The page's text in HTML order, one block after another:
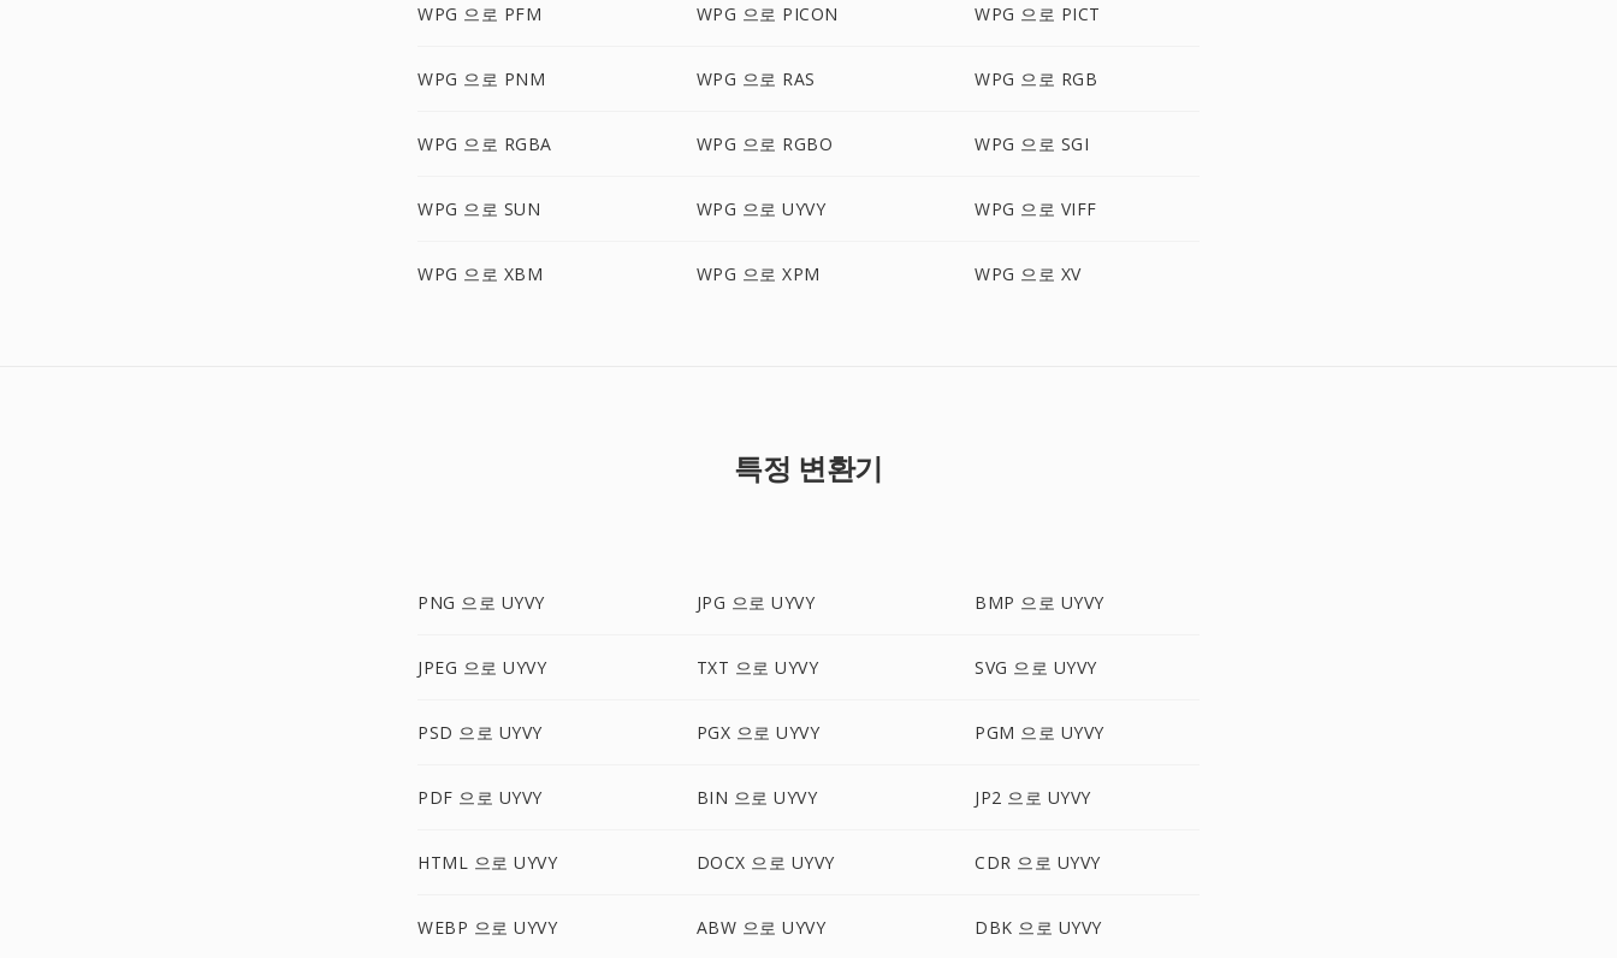
WPG 으로 PFM WPG 으로 PICON WPG 으로 PICT
WPG 으로 PNM WPG 으로 RAS WPG 으로 RGB
WPG 으로 RGBA WPG 으로 RGBO WPG 으로 SGI
WPG 으로 SUN WPG 으로 UYVY WPG 으로 VIFF
WPG 으로 XBM WPG 으로 XPM WPG 으로 XV
특정 변환기
PNG 으로 UYVY JPG 으로 UYVY BMP 으로 UYVY
JPEG 으로 UYVY TXT 으로 UYVY SVG 으로 UYVY
PSD 으로 UYVY PGX 으로 UYVY PGM 으로 UYVY
PDF 으로 UYVY BIN 으로 UYVY JP2 으로 UYVY
HTML 으로 UYVY DOCX 으로 UYVY CDR 으로 UYVY
WEBP 으로 UYVY ABW 으로 UYVY DBK 으로 UYVY